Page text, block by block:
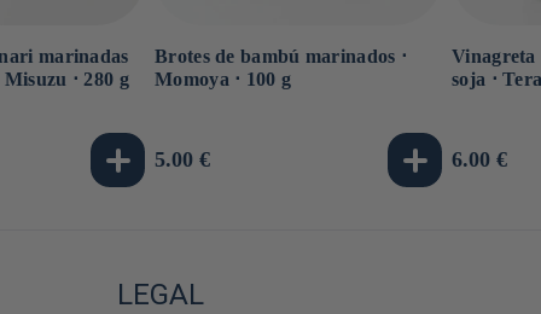
marinadas
Misuzu ⋅ 280 g
Brotes de bambú marinados ⋅
Momoya ⋅ 100 g
Precio
5.00 €
Vinagreta
soja ⋅
Precio
6.00 €
LEGAL